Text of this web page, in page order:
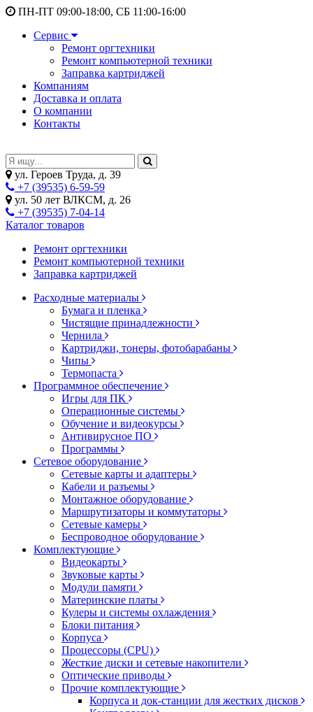
ПН-ПТ 09:00-18:00, СБ 11:00-16:00
Сервис
Ремонт оргтехники
Ремонт компьютерной техники
Заправка картриджей
Компаниям
Доставка и оплата
О компании
Контакты
ул. Героев Труда, д. 39
+7 (39535) 6-59-59
ул. 50 лет ВЛКСМ, д. 26
+7 (39535) 7-04-14
Каталог товаров
Ремонт оргтехники
Ремонт компьютерной техники
Заправка картриджей
Расходные материалы
Бумага и пленка
Чистящие принадлежности
Чернила
Картриджи, тонеры, фотобарабаны
Чипы
Термопаста
Программное обеспечение
Игры для ПК
Операционные системы
Обучение и видеокурсы
Антивирусное ПО
Программы
Сетевое оборудование
Сетевые карты и адаптеры
Кабели и разъемы
Монтажное оборудование
Маршрутизаторы и коммутаторы
Сетевые камеры
Беспроводное оборудование
Комплектующие
Видеокарты
Звуковые карты
Модули памяти
Материнские платы
Кулеры и системы охлаждения
Блоки питания
Корпуса
Процессоры (CPU)
Жесткие диски и сетевые накопители
Оптические приводы
Прочие комплектующие
Корпуса и док-станции для жестких дисков